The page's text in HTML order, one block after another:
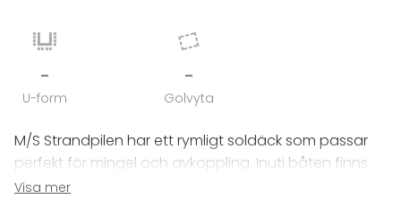
-
U-form
-
Golvyta
M/S Strandpilen har ett rymligt soldäck som passar
perfekt för mingel och avkoppling. Inuti båten finns
en mysig salong med sittplatser för upp till 60 gäster.
Visa mer